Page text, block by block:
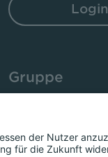
Login
Gruppe
Presse